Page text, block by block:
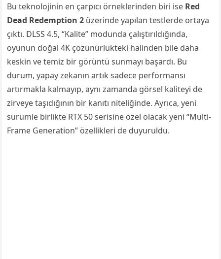
Bu teknolojinin en çarpıcı örneklerinden biri ise Red
Dead Redemption 2 üzerinde yapılan testlerde ortaya
çıktı. DLSS 4.5, “Kalite” modunda çalıştırıldığında,
oyunun doğal 4K çözünürlükteki halinden bile daha
keskin ve temiz bir görüntü sunmayı başardı. Bu
durum, yapay zekanın artık sadece performansı
artırmakla kalmayıp, aynı zamanda görsel kaliteyi de
zirveye taşıdığının bir kanıtı niteliğinde. Ayrıca, yeni
sürümle birlikte RTX 50 serisine özel olacak yeni “Multi-
Frame Generation” özellikleri de duyuruldu.